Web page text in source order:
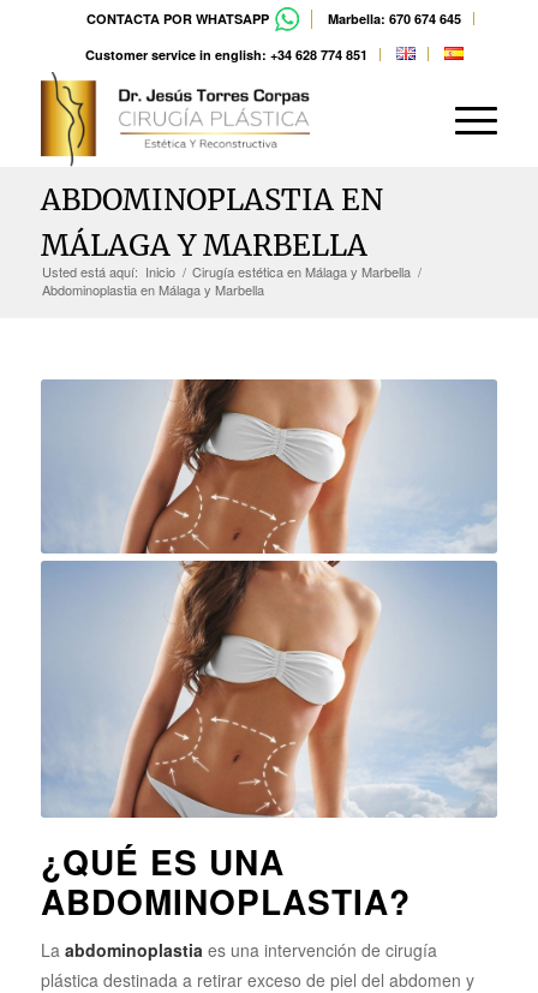
CONTACTA POR WHATSAPP
Marbella: 670 674 645
Customer service in english: +34 628 774 851
ABDOMINOPLASTIA EN
MÁLAGA Y MARBELLA
Usted está aquí: Inicio / Cirugía estética en Málaga y Marbella /
Abdominoplastia en Málaga y Marbella
¿QUÉ ES UNA
ABDOMINOPLASTIA?
La abdominoplastia es una intervención de cirugía
plástica destinada a retirar exceso de piel del abdomen y